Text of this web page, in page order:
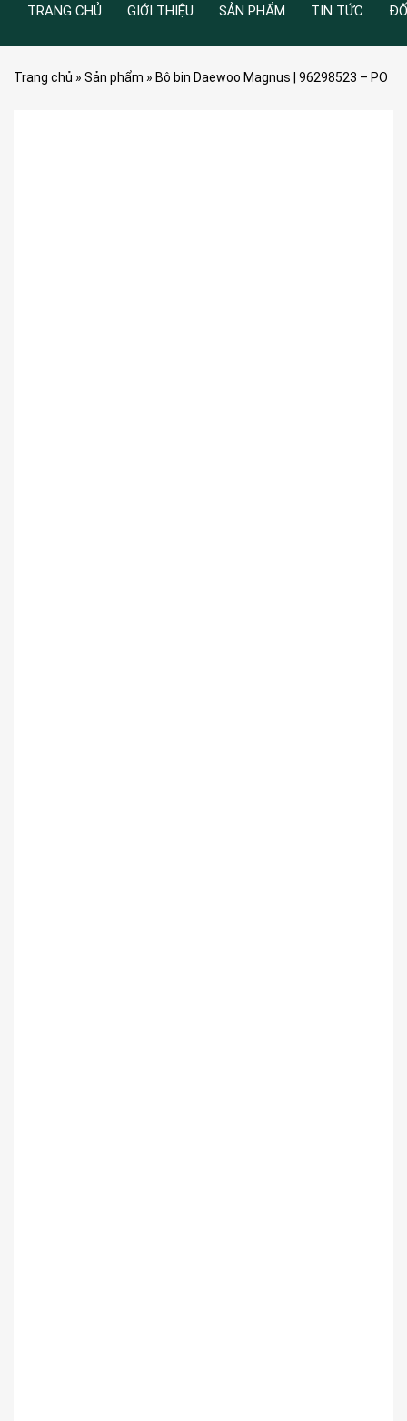
TRANG CHỦ GIỚI THIỆU SẢN PHẨM TIN TỨC
Trang chủ » Sản phẩm » Bô bin Daewoo Magnus | 96298523 – PO